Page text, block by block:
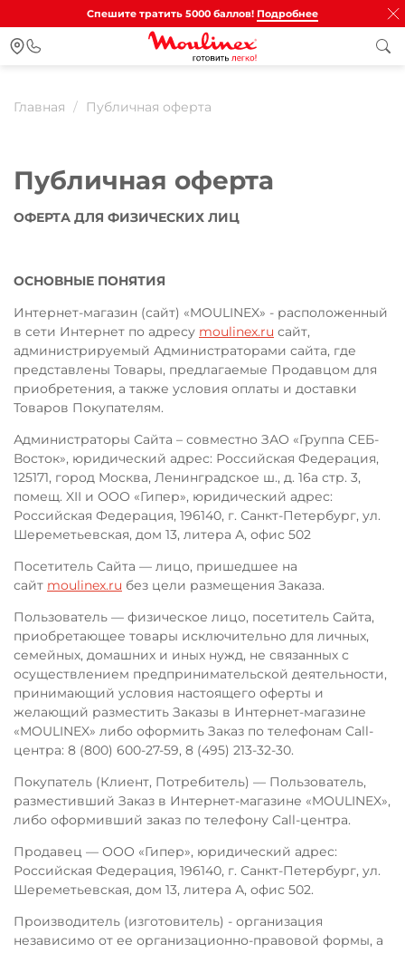
Спешите тратить 5000 баллов! Подробнее
Главная Публичная оферта
Публичная оферта
ОФЕРТА ДЛЯ ФИЗИЧЕСКИХ ЛИЦ
ОСНОВНЫЕ ПОНЯТИЯ
Интернет-магазин (сайт) «MOULINEX» - расположенный
в сети Интернет по адресу moulinex.ru сайт,
администрируемый Администраторами сайта, где
представлены Товары, предлагаемые Продавцом для
приобретения, а также условия оплаты и доставки
Товаров Покупателям.
Администраторы Сайта – совместно ЗАО «Группа СЕБ-
Восток», юридический адрес: Российская Федерация,
125171, город Москва, Ленинградское ш., д. 16а стр. 3,
помещ. XII и ООО «Гипер», юридический адрес:
Российская Федерация, 196140, г. Санкт-Петербург, ул.
Шереметьевская, дом 13, литера А, офис 502
Посетитель Сайта — лицо, пришедшее на
сайт moulinex.ru без цели размещения Заказа.
Пользователь — физическое лицо, посетитель Сайта,
приобретающее товары исключительно для личных,
семейных, домашних и иных нужд, не связанных с
осуществлением предпринимательской деятельности,
принимающий условия настоящего оферты и
желающий разместить Заказы в Интернет-магазине
«MOULINEX» либо оформить Заказ по телефонам Call-
центра: 8 (800) 600-27-59, 8 (495) 213-32-30.
Покупатель (Клиент, Потребитель) — Пользователь,
разместивший Заказ в Интернет-магазине «MOULINEX»,
либо оформивший заказ по телефону Call-центра.
Продавец — ООО «Гипер», юридический адрес:
Российская Федерация, 196140, г. Санкт-Петербург, ул.
Шереметьевская, дом 13, литера А, офис 502.
Производитель (изготовитель) - организация
независимо от ее организационно-правовой формы, а